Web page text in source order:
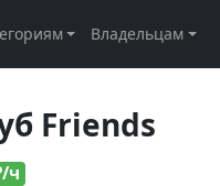
Владельцам
Friends
ч